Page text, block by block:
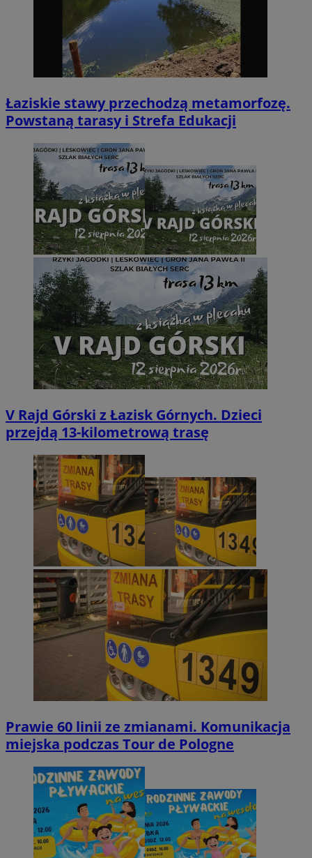
Łaziskie stawy przechodzą metamorfozę.
Powstaną tarasy i Strefa Edukacji
V Rajd Górski z Łazisk Górnych. Dzieci
przejdą 13-kilometrową trasę
Prawie 60 linii ze zmianami. Komunikacja
miejska podczas Tour de Pologne